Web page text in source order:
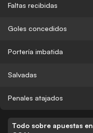
Faltas recibidas
Goles concedidos
Portería imbatida
Salvadas
Penales atajados
Todo sobre apuestas en